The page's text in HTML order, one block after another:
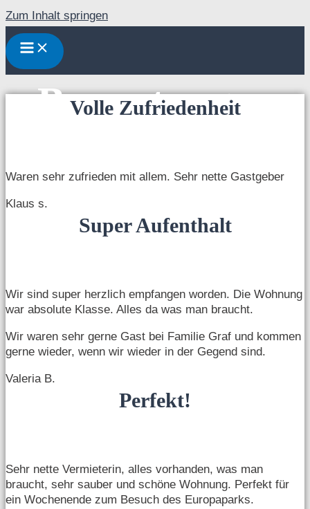
Zum Inhalt springen
Bewertungen
Volle Zufriedenheit
Waren sehr zufrieden mit allem. Sehr nette Gastgeber
Klaus s.
Super Aufenthalt
Wir sind super herzlich empfangen worden. Die Wohnung
war absolute Klasse. Alles da was man braucht.
Wir waren sehr gerne Gast bei Familie Graf und kommen
gerne wieder, wenn wir wieder in der Gegend sind.
Valeria B.
Perfekt!
Sehr nette Vermieterin, alles vorhanden, was man
braucht, sehr sauber und schöne Wohnung. Perfekt für
ein Wochenende zum Besuch des Europaparks.